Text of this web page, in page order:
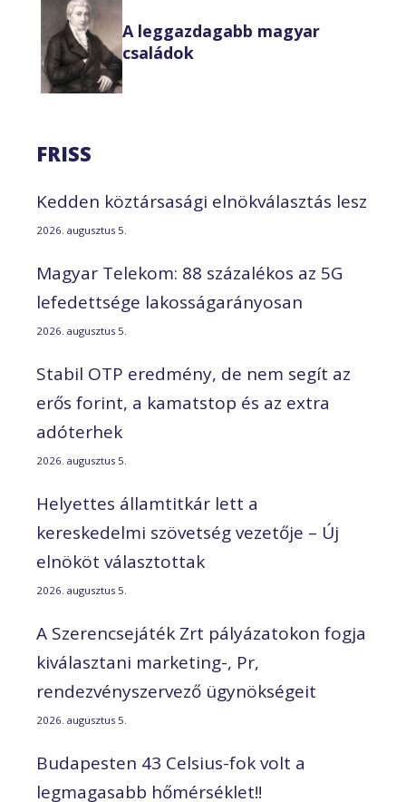
A leggazdagabb magyar
családok
FRISS
Kedden köztársasági elnökválasztás lesz
2026. augusztus 5.
Magyar Telekom: 88 százalékos az 5G
lefedettsége lakosságarányosan
2026. augusztus 5.
Stabil OTP eredmény, de nem segít az
erős forint, a kamatstop és az extra
adóterhek
2026. augusztus 5.
Helyettes államtitkár lett a
kereskedelmi szövetség vezetője – Új
elnököt választottak
2026. augusztus 5.
A Szerencsejáték Zrt pályázatokon fogja
kiválasztani marketing-, Pr,
rendezvényszervező ügynökségeit
2026. augusztus 5.
Budapesten 43 Celsius-fok volt a
legmagasabb hőmérséklet!!